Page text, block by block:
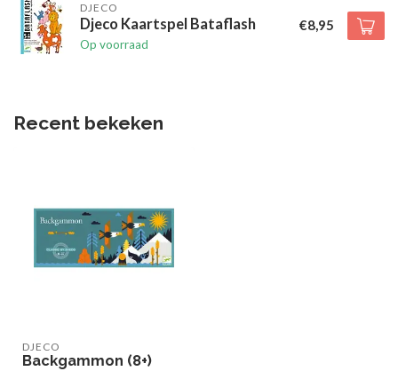
DJECO
Djeco Kaartspel Bataflash
Op voorraad
€8,95
Recent bekeken
DJECO
Backgammon (8+)